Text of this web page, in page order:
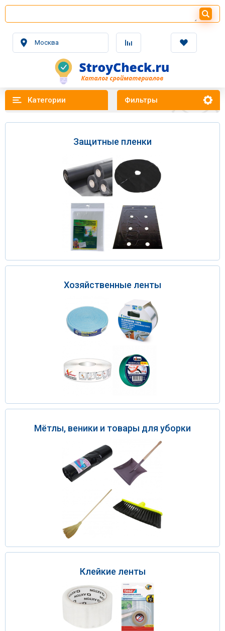
Москва
Фильтры
Категории
Защитные пленки
Хозяйственные ленты
Мётлы, веники и товары для уборки
Клейкие ленты